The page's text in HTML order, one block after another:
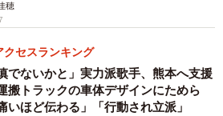
が。担当者に聞きました。
穂
クセスランキング
でないかと」実力派歌手、熊本へ支援
搬トラックの車体デザインにためら
ほど伝わる」「行動され立派」